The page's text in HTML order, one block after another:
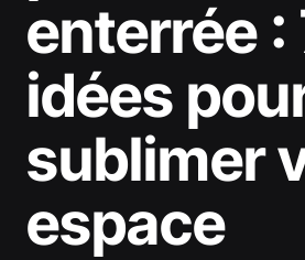
enterrée :
idées
sublimer
espace